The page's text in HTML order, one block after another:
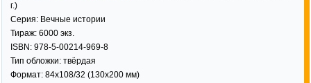
г.)
Серия: Вечные истории
Тираж: 6000 экз.
ISBN: 978-5-00214-969-8
Тип обложки: твёрдая
Формат: 84x108/32 (130x200 мм)